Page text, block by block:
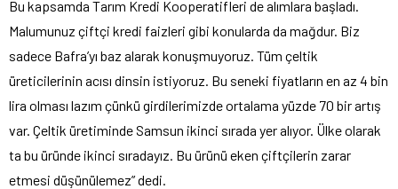
Bu kapsamda Tarım Kredi Kooperatifleri de alımlara başladı.
Malumunuz çiftçi kredi faizleri gibi konularda da mağdur. Biz
sadece Bafra’yı baz alarak konuşmuyoruz. Tüm çeltik
üreticilerinin acısı dinsin istiyoruz. Bu seneki fiyatların en az 4 bin
lira olması lazım çünkü girdilerimizde ortalama yüzde 70 bir artış
var. Çeltik üretiminde Samsun ikinci sırada yer alıyor. Ülke olarak
ta bu üründe ikinci sıradayız. Bu ürünü eken çiftçilerin zarar
etmesi düşünülemez” dedi.